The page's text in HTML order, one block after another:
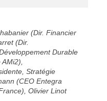
(Dir. Financier
(Dir.
Durable
AMi2),
Stratégie
(CEO Entegra
Olivier Linot